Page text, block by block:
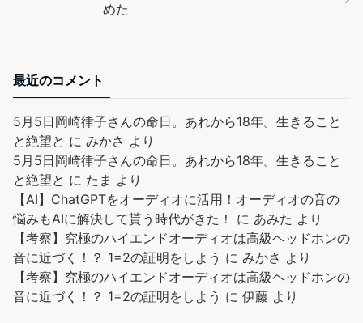
めた
最近のコメント
5月5日岡崎律子さんの命日。あれから18年。生きること
と絶望と に みかさ より
5月5日岡崎律子さんの命日。あれから18年。生きること
と絶望と に たま より
【AI】ChatGPTをオーディオに活用！オーディオの音の
悩みもAIに解決して貰う時代がきた！
に あみた より
【考察】究極のハイエンドオーディオは高級ヘッドホンの
音に近づく！？ 1=2の証明をしよう に みかさ より
【考察】究極のハイエンドオーディオは高級ヘッドホンの
音に近づく！？ 1=2の証明をしよう に 伊藤 より